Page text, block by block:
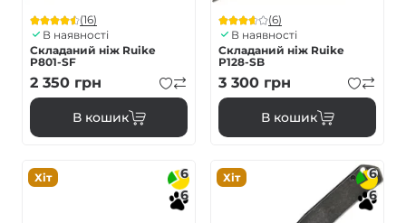
(16)
В наявності
Складаний ніж Ruike
P801-SF
2 350 грн
В кошик
(6)
В наявності
Складаний ніж Ruike
P128-SB
3 300 грн
В кошик
Хіт
6
6
Хіт
6
6